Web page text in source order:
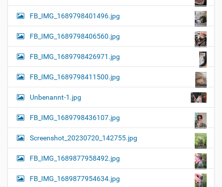
FB_IMG_1689798401496.jpg
FB_IMG_1689798406560.jpg
FB_IMG_1689798426971.jpg
FB_IMG_1689798411500.jpg
Unbenannt-1.jpg
FB_IMG_1689798436107.jpg
Screenshot_20230720_142755.jpg
FB_IMG_1689877958492.jpg
FB_IMG_1689877954634.jpg